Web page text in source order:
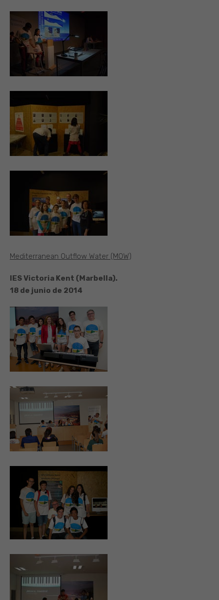
Mediterranean Outflow Water (MOW)
IES Victoria Kent (Marbella).
18 de junio de 2014